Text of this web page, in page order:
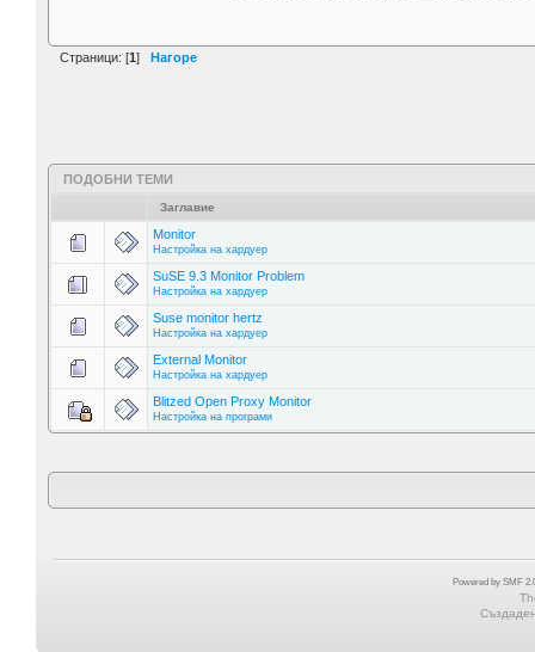
Страници: [1] Нагоре
ПОДОБНИ ТЕМИ
Заглавие
Monitor
Настройка на хардуер
SuSE 9.3 Monitor Problem
Настройка на хардуер
Suse monitor hertz
Настройка на хардуер
External Monitor
Настройка на хардуер
Blitzed Open Proxy Monitor
Настройка на програми
Powered by SMF